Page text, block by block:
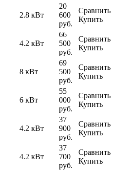
2.8 кВт
20
600
руб.
Сравнить
Купить
4.2 кВт
66
500
руб.
Сравнить
Купить
8 кВт
69
500
руб.
Сравнить
Купить
6 кВт
55
000
руб.
Сравнить
Купить
4.2 кВт
37
900
руб.
Сравнить
Купить
4.2 кВт
37
700
руб.
Сравнить
Купить